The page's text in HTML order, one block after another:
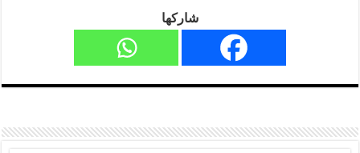
شاركها